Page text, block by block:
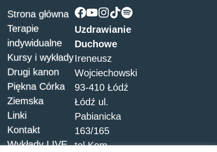
Uzdrawianie
Duchowe
Ireneusz
Wojciechowski
93-410 Łódź
Łódź ul.
Pabianicka
163/165
tel.Kom.
Strona główna
Terapie
indywidualne
Kursy i wykłady
Drugi kanon
Piękna Córka
Ziemska
Linki
Kontakt
Wykłady LIVE